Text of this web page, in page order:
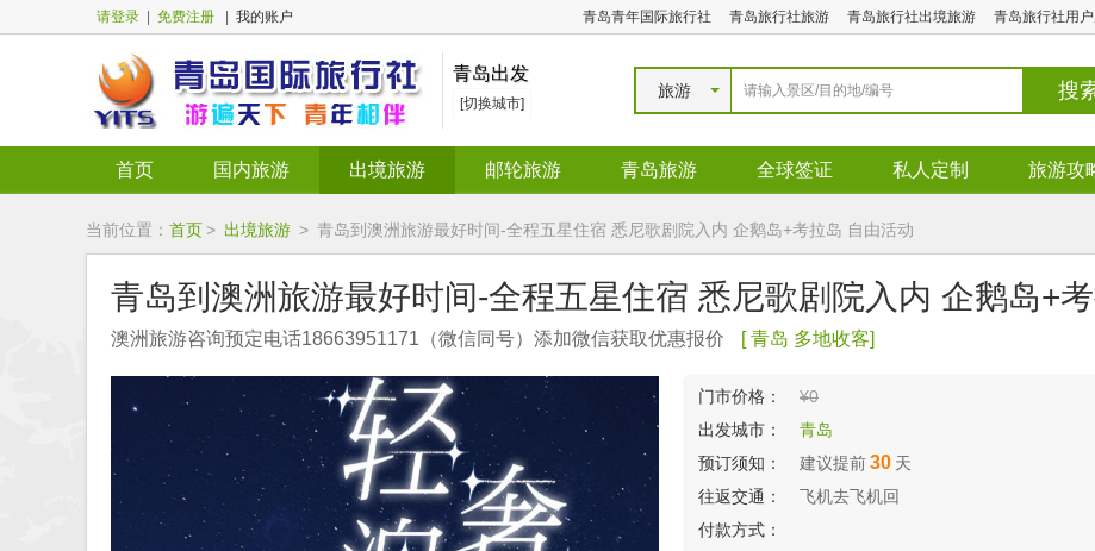
请登录 免费注册 我的账户 青岛青年国际旅行社 青岛旅行社旅游 青岛旅行社出境旅游 青岛旅行社用
青岛出发
[切换城市]
旅游
首页 国内旅游 出境旅游 邮轮旅游 青岛旅游 全球签证 私人定制 旅游攻
当前位置： 首页> 出境旅游 > 青岛到澳洲旅游最好时间-全程五星住宿 悉尼歌剧院入内 企鹅岛+考拉岛 自由活动
青岛到澳洲旅游最好时间-全程五星住宿 悉尼歌剧院入内 企鹅岛+
澳洲旅游咨询预定电话18663951171（微信同号）添加微信获取优惠报价 [ 青岛 多地收客]
门市价格：
¥0
出发城市：
青岛
预订须知：
建议提前30 天
往返交通：
飞机去飞机回
付款方式：